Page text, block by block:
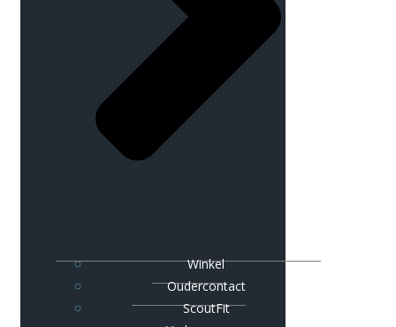
Winkel
Oudercontact
ScoutFit